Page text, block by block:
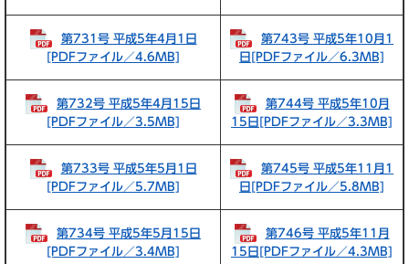
第731号 平成5年4月1日
[PDFファイル／4.6MB]
第743号 平成5年10月1
日[PDFファイル／6.3MB]
第732号 平成5年4月15日
[PDFファイル／3.5MB]
第744号 平成5年10月
15日[PDFファイル／3.3MB]
第733号 平成5年5月1日
[PDFファイル／5.7MB]
第745号 平成5年11月1
日[PDFファイル／5.8MB]
第734号 平成5年5月15日
[PDFファイル／3.4MB]
第746号 平成5年11月
15日[PDFファイル／4.3MB]